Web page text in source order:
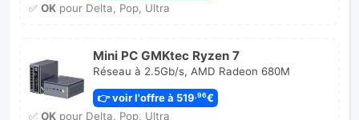
✅ OKpour Delta, Pop, Ultra
Mini PC GMKtec Ryzen 7
Réseau à 2.5Gb/s, AMD Radeon 680M
👉 voir l'offre à 519,96€
✅ OKpour Delta, Pop, Ultra